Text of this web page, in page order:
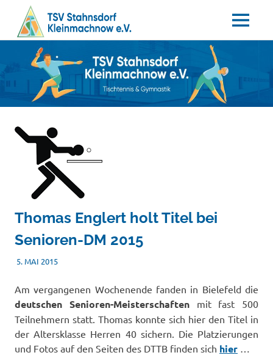
springen
TSV
Stahnsdorf
/
Kleinmachnow
e.V.
Tischtennis
Gymnastik
MENÜ
Thomas Englert holt Titel bei
Senioren-DM 2015
5. MAI 2015TSVADMIN
SONSTIGES
Am vergangenen Wochenende fanden in Bielefeld die
deutschen Senioren-Meisterschaftenmit fast 500
Teilnehmern statt. Thomas konnte sich hier den Titel in
der Altersklasse Herren 40 sichern. Die Platzierungen
und Fotos auf den Seiten des DTTB finden sich hier